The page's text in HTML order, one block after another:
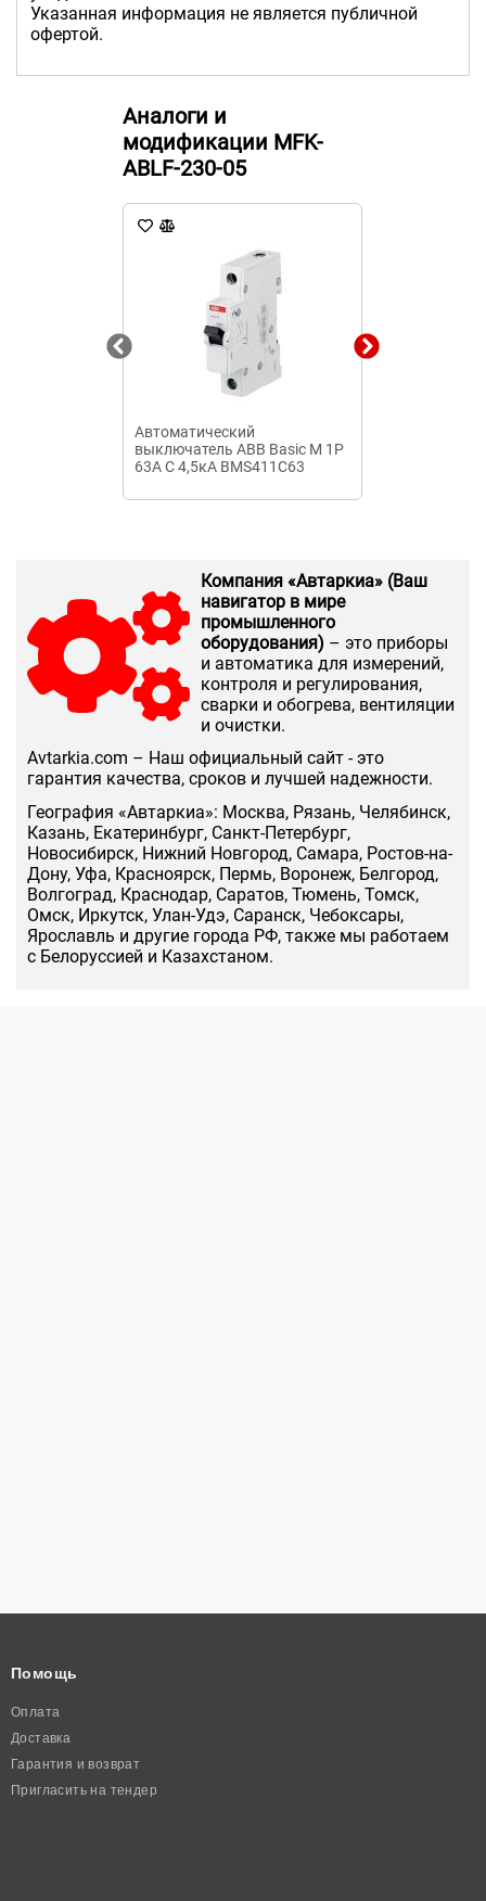
Указанная информация не является публичной
офертой.
Аналоги и
модификации MFK-
ABLF-230-05
Автоматический
выключатель ABB Basic M 1P
63A C 4,5кА BMS411C63
Компания «Автаркиа» (Ваш
навигатор в мире
промышленного
оборудования) – это приборы
и автоматика для измерений,
контроля и регулирования,
сварки и обогрева, вентиляции
и очистки.
Аvtarkia.com – Наш официальный сайт - это
гарантия качества, сроков и лучшей надежности.
География «Автаркиа»: Москва, Рязань, Челябинск,
Казань, Екатеринбург, Санкт-Петербург,
Новосибирск, Нижний Новгород, Самара, Ростов-на-
Дону, Уфа, Красноярск, Пермь, Воронеж, Белгород,
Волгоград, Краснодар, Саратов, Тюмень, Томск,
Омск, Иркутск, Улан-Удэ, Саранск, Чебоксары,
Ярославль и другие города РФ, также мы работаем
с Белоруссией и Казахстаном.
Помощь
Оплата
Доставка
Гарантия и возврат
Пригласить на тендер